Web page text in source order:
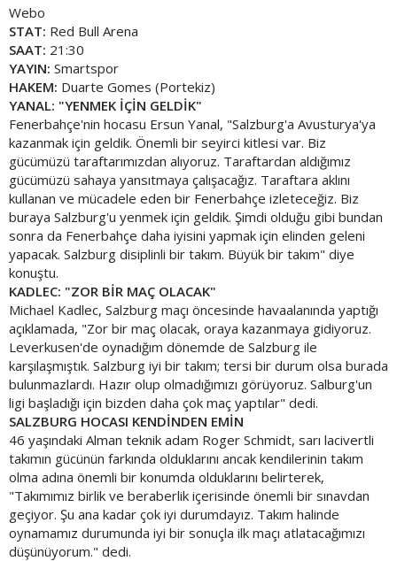
Webo
STAT: Red Bull Arena
SAAT: 21:30
YAYIN: Smartspor
HAKEM: Duarte Gomes (Portekiz)
YANAL: "YENMEK İÇİN GELDİK"
Fenerbahçe'nin hocasu Ersun Yanal, "Salzburg'a Avusturya'ya
kazanmak için geldik. Önemli bir seyirci kitlesi var. Biz
gücümüzü taraftarımızdan alıyoruz. Taraftardan aldığımız
gücümüzü sahaya yansıtmaya çalışacağız. Taraftara aklını
kullanan ve mücadele eden bir Fenerbahçe izleteceğiz. Biz
buraya Salzburg'u yenmek için geldik. Şimdi olduğu gibi bundan
sonra da Fenerbahçe daha iyisini yapmak için elinden geleni
yapacak. Salzburg disiplinli bir takım. Büyük bir takım" diye
konuştu.
KADLEC: "ZOR BİR MAÇ OLACAK"
Michael Kadlec, Salzburg maçı öncesinde havaalanında yaptığı
açıklamada, "Zor bir maç olacak, oraya kazanmaya gidiyoruz.
Leverkusen'de oynadığım dönemde de Salzburg ile
karşılaşmıştık. Salzburg iyi bir takım; tersi bir durum olsa burada
bulunmazlardı. Hazır olup olmadığımızı görüyoruz. Salburg'un
ligi başladığı için bizden daha çok maç yaptılar" dedi.
SALZBURG HOCASI KENDİNDEN EMİN
46 yaşındaki Alman teknik adam Roger Schmidt, sarı lacivertli
takımın gücünün farkında olduklarını ancak kendilerinin takım
olma adına önemli bir konumda olduklarını belirterek,
"Takımımız birlik ve beraberlik içerisinde önemli bir sınavdan
geçiyor. Şu ana kadar çok iyi durumdayız. Takım halinde
oynamamız durumunda iyi bir sonuçla ilk maçı atlatacağımızı
düşünüyorum." dedi.